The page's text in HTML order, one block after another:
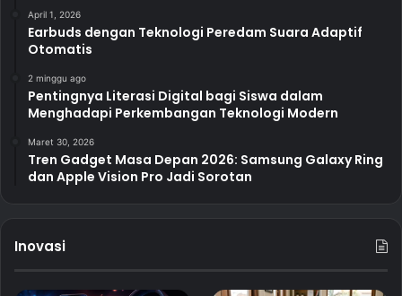
April 1, 2026
Earbuds dengan Teknologi Peredam Suara Adaptif
Otomatis
2 minggu ago
Pentingnya Literasi Digital bagi Siswa dalam
Menghadapi Perkembangan Teknologi Modern
Maret 30, 2026
Tren Gadget Masa Depan 2026: Samsung Galaxy Ring
dan Apple Vision Pro Jadi Sorotan
Inovasi